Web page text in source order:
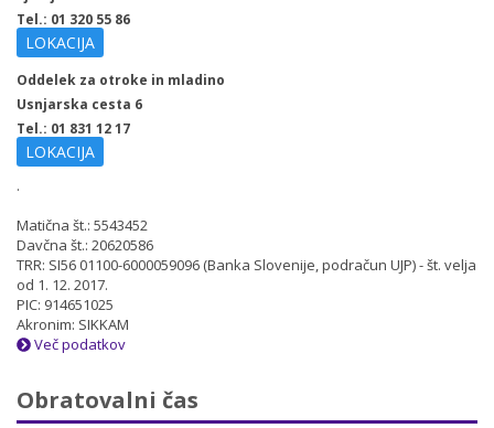
Tel.: 01 320 55 86
LOKACIJA
Oddelek za otroke in mladino
Usnjarska cesta 6
Tel.: 01 831 12 17
LOKACIJA
.
Matična št.: 5543452
Davčna št.: 20620586
TRR: SI56 01100-6000059096 (Banka Slovenije, podračun UJP) - št. velja
od 1. 12. 2017.
PIC: 914651025
Akronim: SIKKAM
Več podatkov
Obratovalni čas